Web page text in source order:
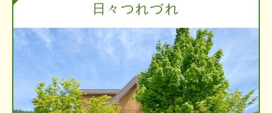
日々つれづれ